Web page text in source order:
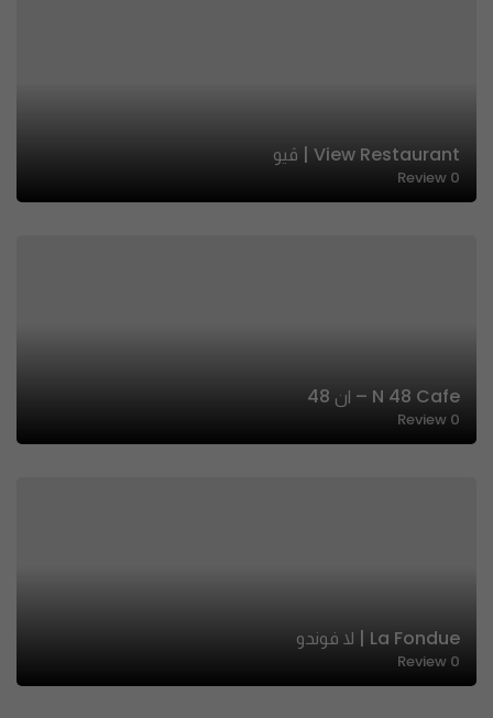
View Restaurant | ڤيو
0
Review
N 48 Cafe – ان 48
0
Review
La Fondue | لا فوندو
0
Review